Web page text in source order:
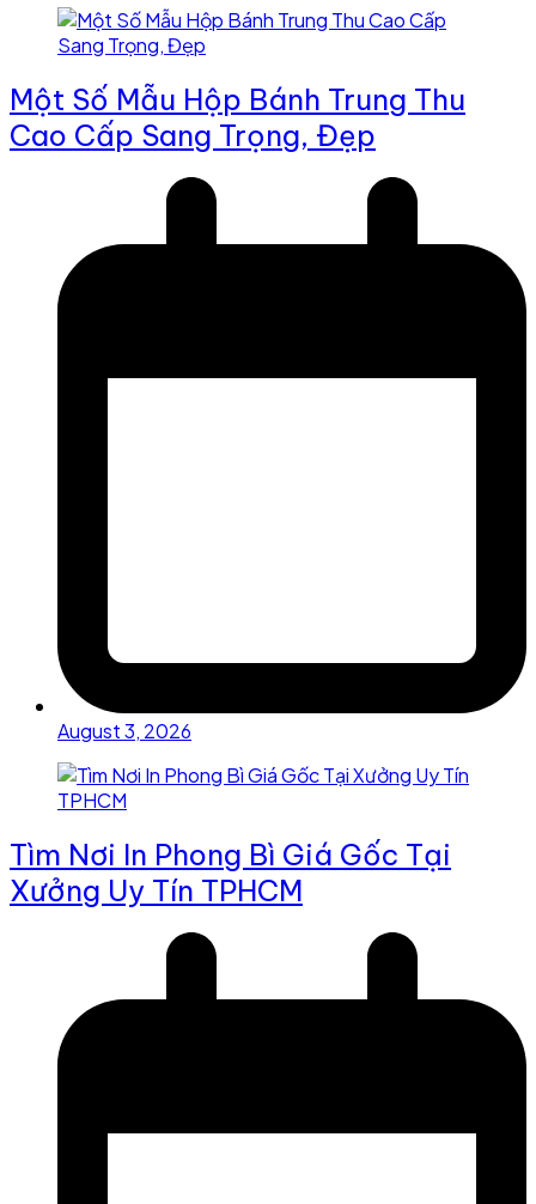
Một Số Mẫu Hộp Bánh Trung Thu
Cao Cấp Sang Trọng, Đẹp
August 3, 2026
Tìm Nơi In Phong Bì Giá Gốc Tại
Xưởng Uy Tín TPHCM